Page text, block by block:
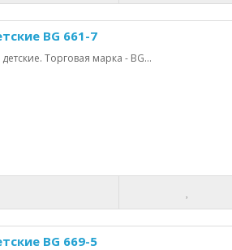
BG 661-7
Торговая марка - BG...
BG 669-5